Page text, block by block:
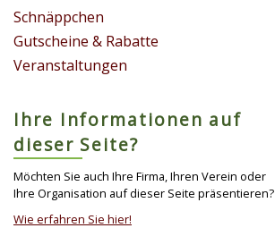
Schnäppchen
Gutscheine & Rabatte
Veranstaltungen
Ihre Informationen auf
dieser Seite?
Möchten Sie auch Ihre Firma, Ihren Verein oder
Ihre Organisation auf dieser Seite präsentieren?
Wie erfahren Sie hier!